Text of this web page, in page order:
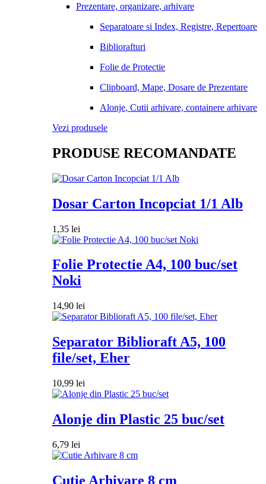
Prezentare, organizare, arhivare
Separatoare si Index, Registre, Repertoare
Bibliorafturi
Folie de Protectie
Clipboard, Mape, Dosare de Prezentare
Alonje, Cutii arhivare, containere arhivare
Vezi produsele
PRODUSE RECOMANDATE
Dosar Carton Incopciat 1/1 Alb
1,35 lei
Folie Protectie A4, 100 buc/set
Noki
14,90 lei
Separator Biblioraft A5, 100
file/set, Eher
10,99 lei
Alonje din Plastic 25 buc/set
6,79 lei
Cutie Arhivare 8 cm